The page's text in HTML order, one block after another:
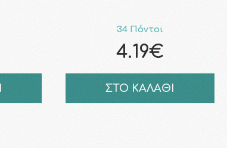
34 Πόντοι
4.19€
ΣΤΟ ΚΑΛΑΘΙ